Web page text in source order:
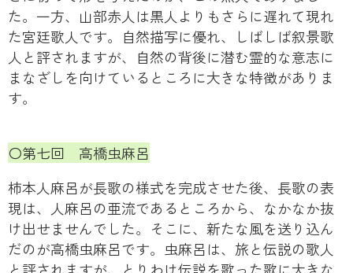
た。一方、山部赤人は黒人よりもさらに遅れて現れ
た宮廷歌人です。自然描写に優れ、しばしば叙景歌
人と評されますが、自然の背後に潜む霊的な意志に
まなざしを向けているところに大きな特徴がありま
す。
〇第七回 高橋虫麻呂
柿本人麻呂が長歌の様式を完成させた後、長歌の表
現は、人麻呂の亜流であるところから、なかなか抜
け出せませんでした。そこに、新たな風を送り込ん
だのが高橋虫麻呂です。虫麻呂は、旅と伝説の歌人